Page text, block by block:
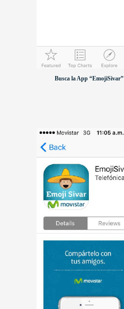
Busca la App